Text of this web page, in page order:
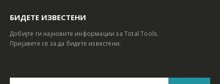
БИДЕТЕ ИЗВЕСТЕНИ
Добијте ги најновите информации за Total Tools.
Пријавете се за да бидете известени.